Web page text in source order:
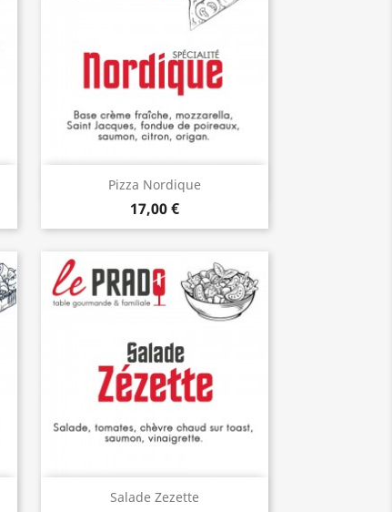
Pizza Nordique
17,00 €
Aperçu rapide
Salade Zezette
Aperçu rapide